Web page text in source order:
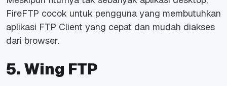
FireFTP cocok untuk pengguna yang membutuhkan
aplikasi FTP Client yang cepat dan mudah diakses
dari browser.
5. Wing FTP